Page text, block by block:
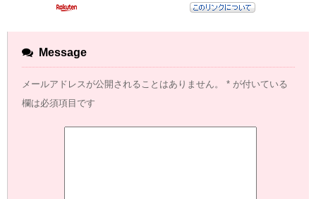
Message
メールアドレスが公開されることはありません。 * が付いている
欄は必須項目です